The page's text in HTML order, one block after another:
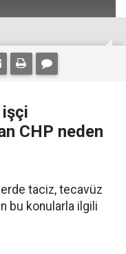
CHP neden
taciz, tecavüz
bu konularla ilgili